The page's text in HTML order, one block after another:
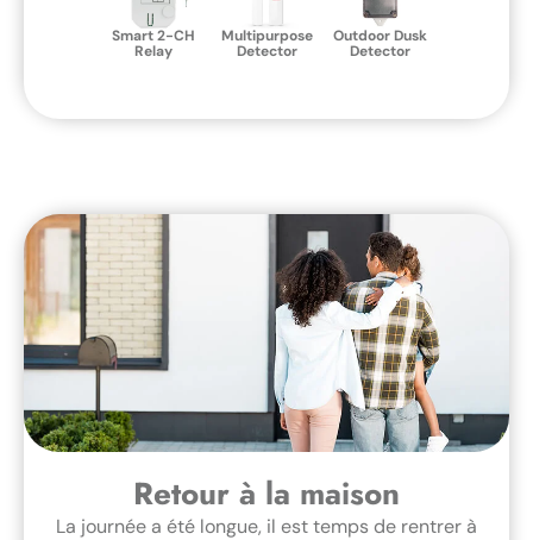
Smart 2-CH
Relay
Multipurpose
Detector
Outdoor Dusk
Detector
Retour à la maison
La journée a été longue, il est temps de rentrer à